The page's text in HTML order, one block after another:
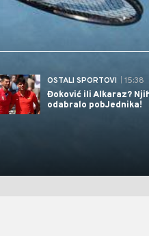
OSTALI SPORTOVI
| 15:38
Đoković ili Alkaraz?
odabralo pobJednika!